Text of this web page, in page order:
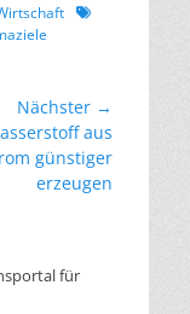
Schlagworte
Nächster →
aus
günstiger
erzeugen
für